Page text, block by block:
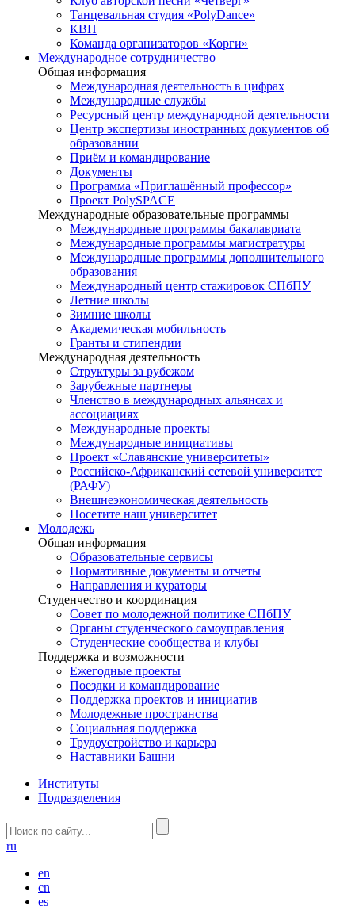
Танцевальная студия «PolyDance»
КВН
Команда организаторов «Корги»
Международное сотрудничество
Общая информация
Международная деятельность в цифрах
Международные службы
Ресурсный центр международной деятельности
Центр экспертизы иностранных документов об
образовании
Приём и командирование
Документы
Программа «Приглашённый профессор»
Проект PolySPACE
Международные образовательные программы
Международные программы бакалавриата
Международные программы магистратуры
Международные программы дополнительного
образования
Международный центр стажировок СПбПУ
Летние школы
Зимние школы
Академическая мобильность
Гранты и стипендии
Международная деятельность
Структуры за рубежом
Зарубежные партнеры
Членство в международных альянсах и
ассоциациях
Международные проекты
Международные инициативы
Проект «Славянские университеты»
Российско-Африканский сетевой университет
(РАФУ)
Внешнеэкономическая деятельность
Посетите наш университет
Молодежь
Общая информация
Образовательные сервисы
Нормативные документы и отчеты
Направления и кураторы
Студенчество и координация
Совет по молодежной политике СПбПУ
Органы студенческого самоуправления
Студенческие сообщества и клубы
Поддержка и возможности
Ежегодные проекты
Поездки и командирование
Поддержка проектов и инициатив
Молодежные пространства
Социальная поддержка
Трудоустройство и карьера
Наставники Башни
Институты
Подразделения
ru
en
cn
es